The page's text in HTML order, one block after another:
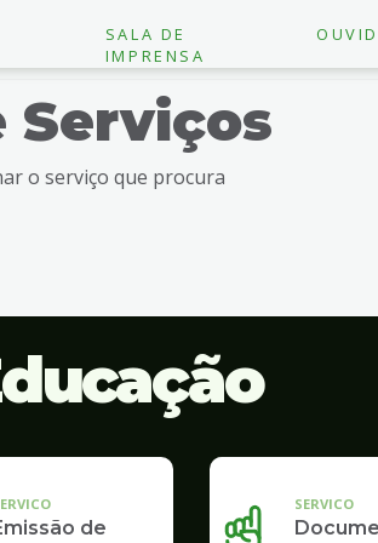
SALA DE
IMPRENSA
Serviços
o serviço que procura
de
SERVICO